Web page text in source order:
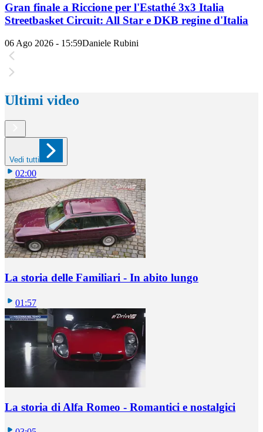
Gran finale a Riccione per l'Estathé 3x3 Italia
Streetbasket Circuit: All Star e DKB regine d'Italia
06 Ago 2026 - 15:59Daniele Rubini
Ultimi video
Vedi tutti
02:00
La storia delle Familiari - In abito lungo
01:57
La storia di Alfa Romeo - Romantici e nostalgici